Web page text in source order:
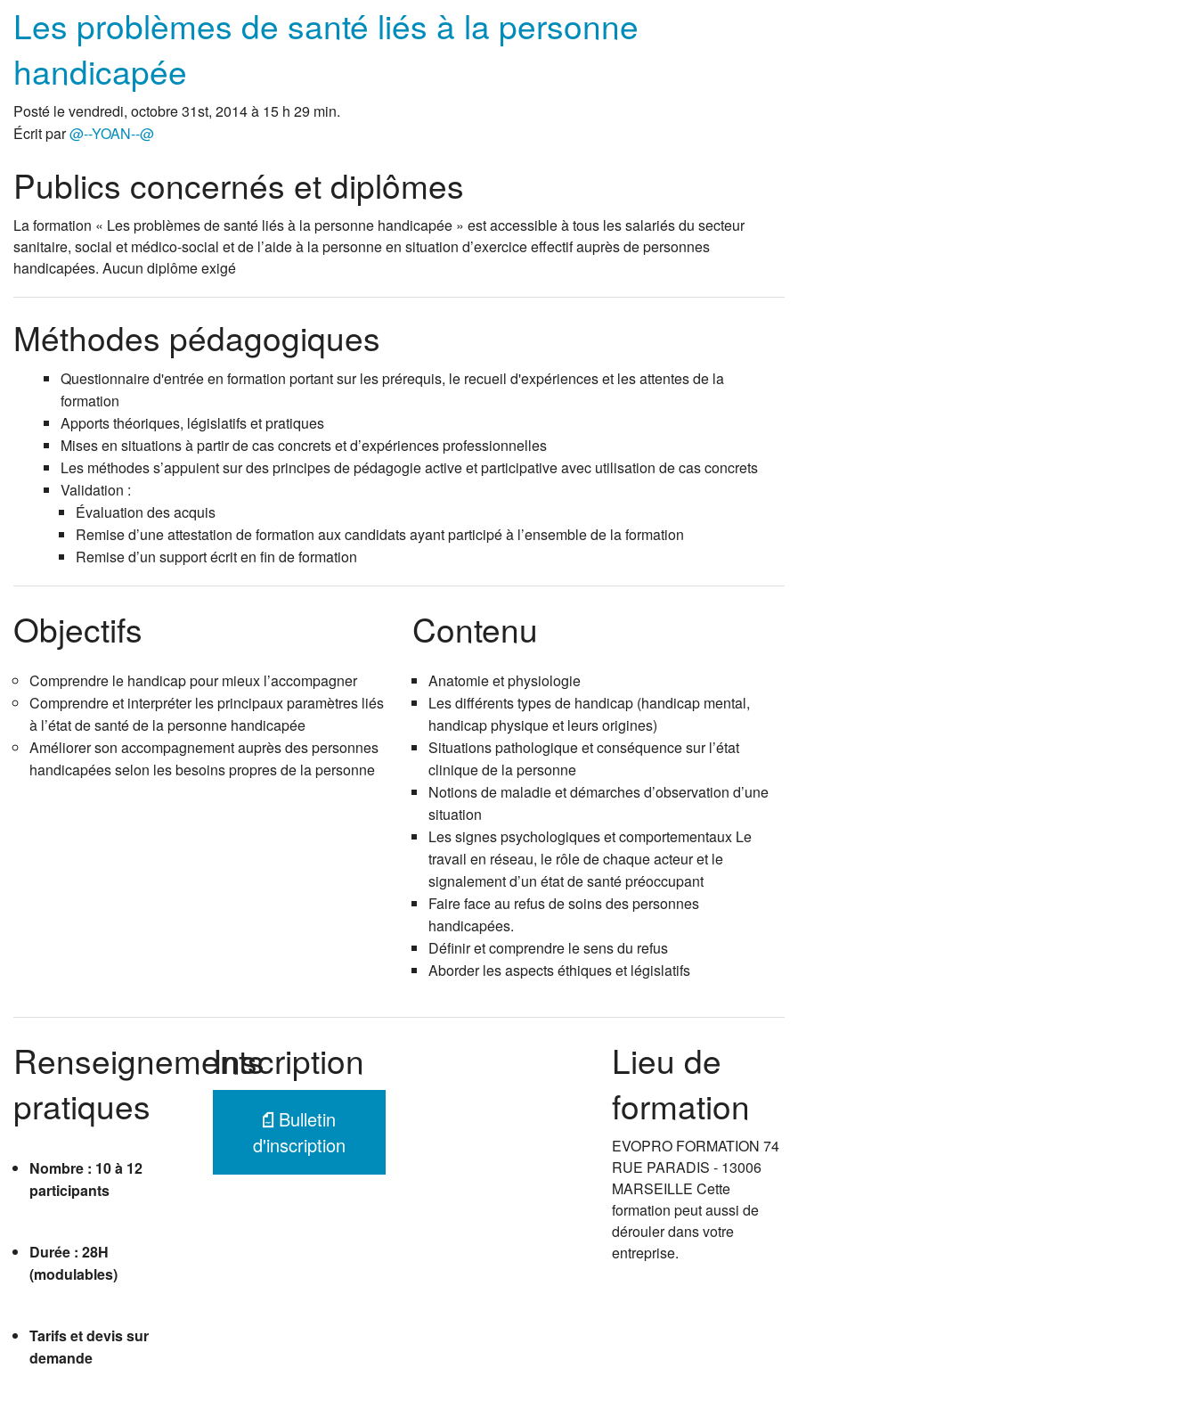
Les problèmes de santé liés à la personne
handicapée
Posté le vendredi, octobre 31st, 2014 à 15 h 29 min.
Écrit par@--YOAN--@
Publics concernés et diplômes
La formation « Les problèmes de santé liés à la personne handicapée » est accessible à tous les salariés du secteur
sanitaire, social et médico-social et de l’aide à la personne en situation d’exercice effectif auprès de personnes
handicapées. Aucun diplôme exigé
Méthodes pédagogiques
Questionnaire d'entrée en formation portant sur les prérequis, le recueil d'expériences et les attentes de la
formation
Apports théoriques, législatifs et pratiques
Mises en situations à partir de cas concrets et d’expériences professionnelles
Les méthodes s’appuient sur des principes de pédagogie active et participative avec utilisation de cas concrets
Validation :
Évaluation des acquis
Remise d’une attestation de formation aux candidats ayant participé à l’ensemble de la formation
Remise d’un support écrit en fin de formation
Objectifs
Comprendre le handicap pour mieux l’accompagner
Comprendre et interpréter les principaux paramètres liés
à l’état de santé de la personne handicapée
Améliorer son accompagnement auprès des personnes
handicapées selon les besoins propres de la personne
Contenu
Anatomie et physiologie
Les différents types de handicap (handicap mental,
handicap physique et leurs origines)
Situations pathologique et conséquence sur l’état
clinique de la personne
Notions de maladie et démarches d’observation d’une
situation
Les signes psychologiques et comportementaux Le
travail en réseau, le rôle de chaque acteur et le
signalement d’un état de santé préoccupant
Faire face au refus de soins des personnes
handicapées.
Définir et comprendre le sens du refus
Aborder les aspects éthiques et législatifs
Renseignements
pratiques
Nombre : 10 à 12
participants
Durée : 28H
(modulables)
Tarifs et devis sur
demande
Inscription
Bulletin
d'inscription
Lieu de
formation
EVOPRO FORMATION 74
RUE PARADIS - 13006
MARSEILLE Cette
formation peut aussi de
dérouler dans votre
entreprise.